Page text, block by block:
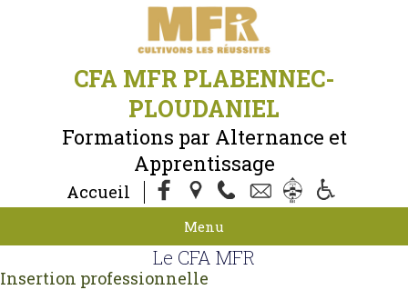
CFA MFR PLABENNEC-
PLOUDANIEL
Formations par Alternance et
Apprentissage
Accueil
Menu
Le CFA MFR
Insertion professionnelle